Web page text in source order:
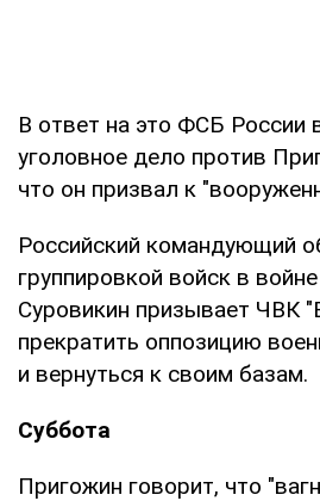
В ответ на это ФСБ России
уголовное дело против
что он призвал к
Российский командующий
группировкой войск в
Суровикин призывает ЧВК
прекратить оппозицию
и вернуться к своим базам.
Суббота
Пригожин говорит, что